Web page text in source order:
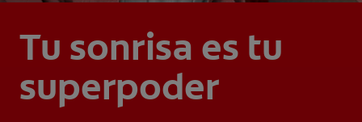
Tu sonrisa es tu
superpoder